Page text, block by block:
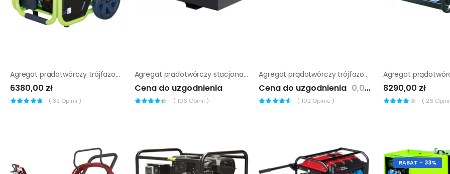
Agregat prądotwórczy trójfazowy Pramac PX8000 AVR
6380,00 zł
( 39 Opinii )
Agregat prądotwórczy stacjonarny Chicago Pneumatic CPDG40
Cena do uzgodnienia
( 106 Opinii )
Agregat prądotwórczy trójfazowy Endress ESE 50 YW/AS
Cena do uzgodnienia 0,00 zł
( 102 Opinie )
8290,00 zł
( 26
RABAT - 33%